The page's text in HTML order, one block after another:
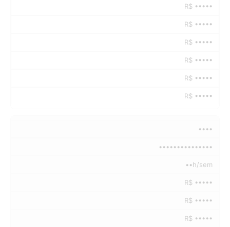
R$ •••••
R$ •••••
R$ •••••
R$ •••••
R$ •••••
R$ •••••
••••
•••••••••••••••
••h/sem
R$ •••••
R$ •••••
R$ •••••